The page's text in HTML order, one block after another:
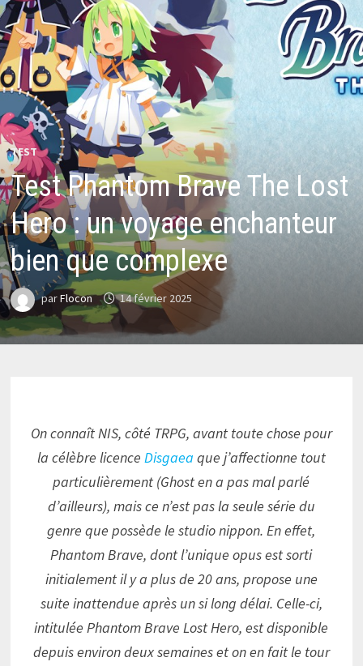
TEST
Test Phantom Brave The Lost
Hero : un voyage enchanteur
bien que complexe
parFlocon 14 février 2025
On connaît NIS, côté TRPG, avant toute chose pour
la célèbre licence Disgaea que j’affectionne tout
particulièrement (Ghost en a pas mal parlé
d’ailleurs), mais ce n’est pas la seule série du
genre que possède le studio nippon. En effet,
Phantom Brave, dont l’unique opus est sorti
initialement il y a plus de 20 ans, propose une
suite inattendue après un si long délai. Celle-ci,
intitulée Phantom Brave Lost Hero, est disponible
depuis environ deux semaines et on en fait le tour